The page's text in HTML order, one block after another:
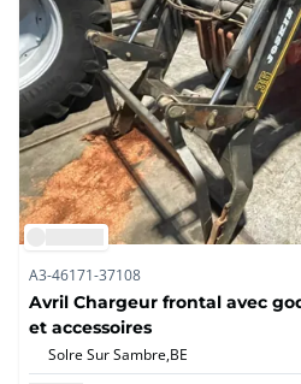
A3-46171-37108
Avril Chargeur frontal avec
et accessoires
Solre Sur Sambre,BE